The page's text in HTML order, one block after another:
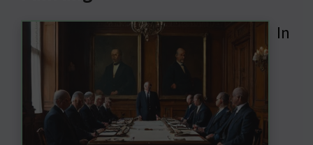
In